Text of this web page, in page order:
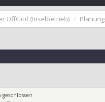
OffGrid (Inselbetrieb) Planung
geschlossen